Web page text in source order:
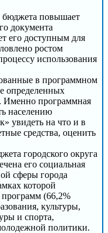
бюджета повышает
документа
его доступным для
ростом
использования
в программном
определенных
Именно программная
населению
увидеть на что и в
средства, оценить
городского округа
его социальная
сферы города
которой
(66,2%
культуры,
и спорта,
политики.